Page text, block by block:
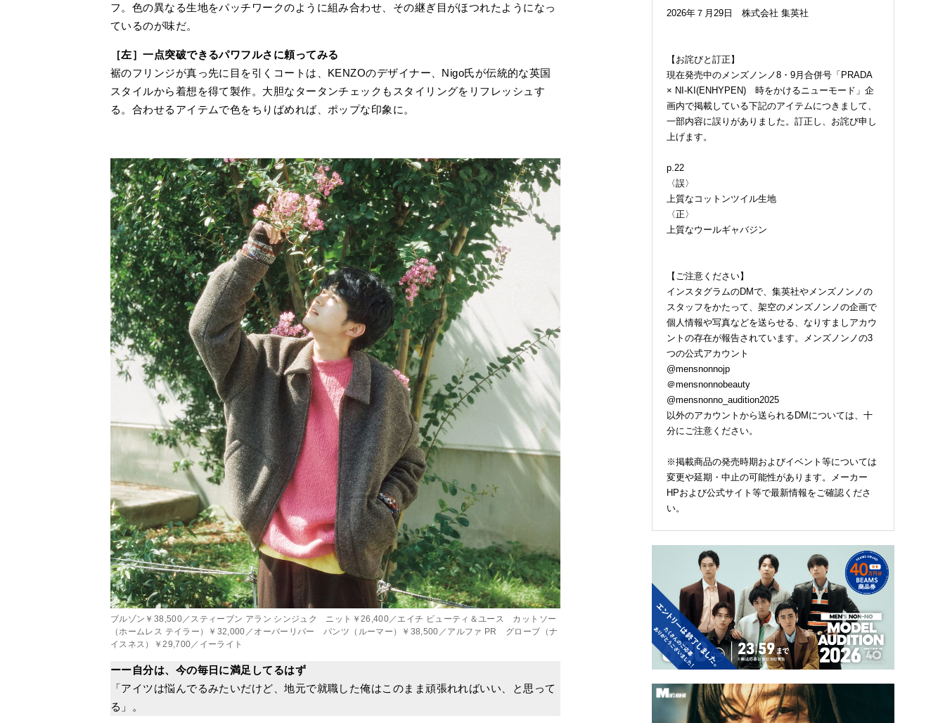
フ。色の異なる生地をパッチワークのように組み合わせ、その継ぎ目がほつれたようになっ
ているのが味だ。
［左］一点突破できるパワフルさに頼ってみる
裾のフリンジが真っ先に目を引くコートは、KENZOのデザイナー、Nigo氏が伝統的な英国
スタイルから着想を得て製作。大胆なタータンチェックもスタイリングをリフレッシュす
る。合わせるアイテムで色をちりばめれば、ポップな印象に。
ブルゾン￥38,500／スティーブン アラン シンジュク ニット￥26,400／エイチ ビューティ＆ユース カットソー
（ホームレス テイラー）￥32,000／オーバーリバー パンツ（ルーマー）￥38,500／アルファ PR グローブ（ナ
イスネス）￥29,700／イーライト
ーー自分は、今の毎日に満足してるはず
「アイツは悩んでるみたいだけど、地元で就職した俺はこのまま頑張れればいい、と思って
る」。
2026年７月29日 株式会社 集英社
【お詫びと訂正】
現在発売中のメンズノンノ8・9月合併号「PRADA
× NI-KI(ENHYPEN) 時をかけるニューモード」企
画内で掲載している下記のアイテムにつきまして、
一部内容に誤りがありました。訂正し、お詫び申し
上げます。
p.22
〈誤〉
上質なコットンツイル生地
〈正〉
上質なウールギャバジン
【ご注意ください】
インスタグラムのDMで、集英社やメンズノンノの
スタッフをかたって、架空のメンズノンノの企画で
個人情報や写真などを送らせる、なりすましアカウ
ントの存在が報告されています。メンズノンノの3
つの公式アカウント
@mensnonnojp
＠mensnonnobeauty
@mensnonno_audition2025
以外のアカウントから送られるDMについては、十
分にご注意ください。
※掲載商品の発売時期およびイベント等については
変更や延期・中止の可能性があります。メーカー
HPおよび公式サイト等で最新情報をご確認くださ
い。